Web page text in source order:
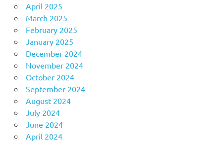
April 2025
March 2025
February 2025
January 2025
December 2024
November 2024
October 2024
September 2024
August 2024
July 2024
June 2024
April 2024